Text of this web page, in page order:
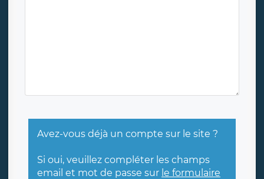
Avez-vous déjà un compte sur le site ?
Si oui, veuillez compléter les champs
email et mot de passe sur le formulaire